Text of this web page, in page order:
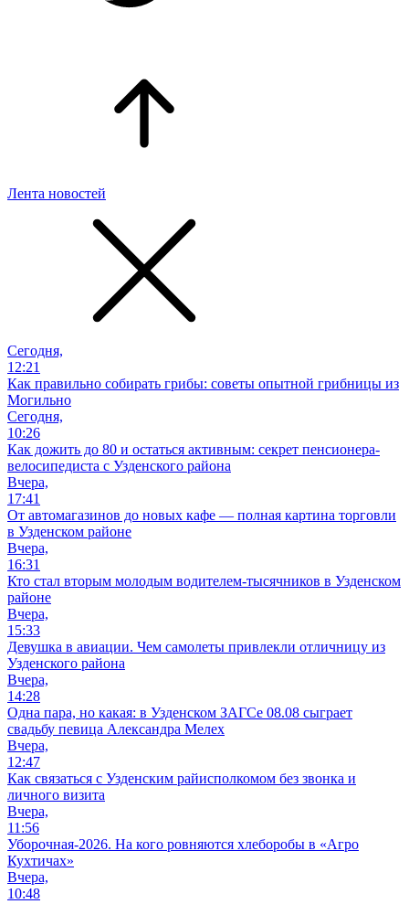
Лента новостей
Сегодня,
12:21
Как правильно собирать грибы: советы опытной грибницы из
Могильно
Сегодня,
10:26
Как дожить до 80 и остаться активным: секрет пенсионера-
велосипедиста с Узденского района
Вчера,
17:41
От автомагазинов до новых кафе — полная картина торговли
в Узденском районе
Вчера,
16:31
Кто стал вторым молодым водителем-тысячников в Узденском
районе
Вчера,
15:33
Девушка в авиации. Чем самолеты привлекли отличницу из
Узденского района
Вчера,
14:28
Одна пара, но какая: в Узденском ЗАГСе 08.08 сыграет
свадьбу певица Александра Мелех
Вчера,
12:47
Как связаться с Узденским райисполкомом без звонка и
личного визита
Вчера,
11:56
Уборочная-2026. На кого ровняются хлеборобы в «Агро
Кухтичах»
Вчера,
10:48